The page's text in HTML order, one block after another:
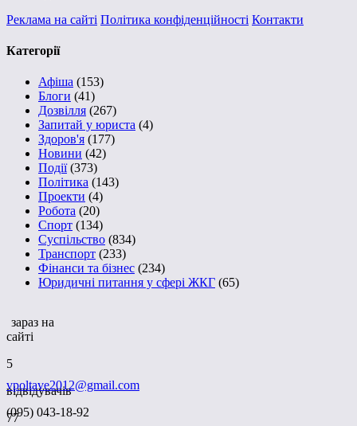
Реклама на сайті Політика конфіденційності Контакти
Категорії
Афіша (153)
Блоги (41)
Дозвілля (267)
Запитай у юриста (4)
Здоров'я (177)
Новини (42)
Події(373)
Політика (143)
Проекти (4)
Робота (20)
Спорт (134)
Суспільство (834)
Транспорт (233)
Фінанси та бізнес (234)
Юридичні питання у сфері ЖКГ (65)
зараз на
сайті
5
відвідувачів
77
vpoltave2012@gmail.com
(095) 043-18-92